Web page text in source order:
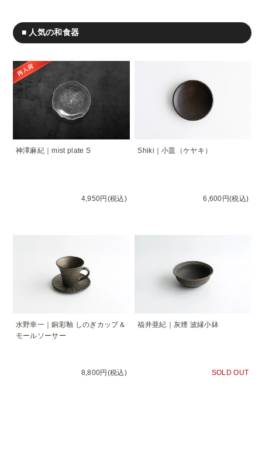
■ 人気の和食器
神澤麻紀｜mist plate S
4,950円(税込)
Shiki｜小皿（ケヤキ）
6,600円(税込)
水野幸一｜銅彩釉 しのぎカップ＆
モールソーサー
8,800円(税込)
福井亜紀｜灰煙 波縁小鉢
SOLD OUT